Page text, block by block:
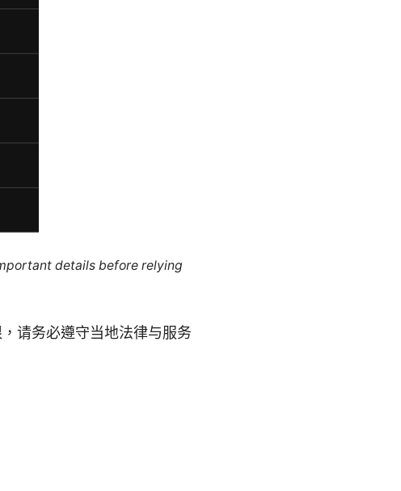
details before relying
请务必遵守当地法律与服务